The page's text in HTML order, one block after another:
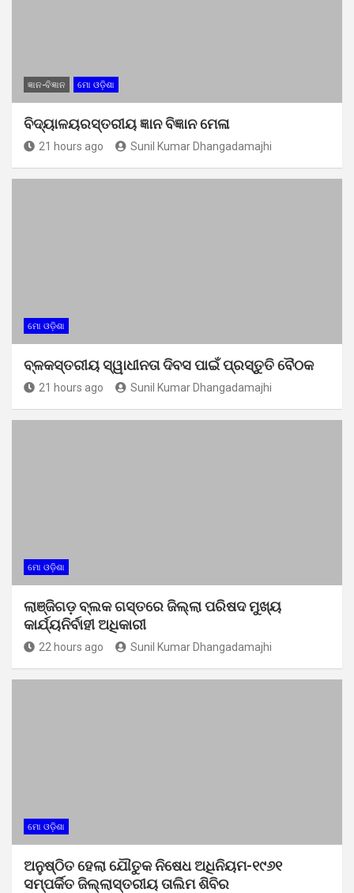
ଜ୍ଞାନ-ବିଜ୍ଞାନ ମୋ ଓଡ଼ିଶା
ବିଦ୍ୟାଳୟରସ୍ତରୀୟ ଜ୍ଞାନ ବିଜ୍ଞାନ ମେଳା
21 hours ago Sunil Kumar Dhangadamajhi
ମୋ ଓଡ଼ିଶା
ବ୍ଳକସ୍ତରୀୟ ସ୍ୱାଧୀନତା ଦିବସ ପାଇଁ ପ୍ରସ୍ତୁତି ବୈଠକ
21 hours ago Sunil Kumar Dhangadamajhi
ମୋ ଓଡ଼ିଶା
ଲାଞ୍ଜିଗଡ଼ ବ୍ଲକ ଗସ୍ତରେ ଜିଲ୍ଲା ପରିଷଦ ମୁଖ୍ୟ
କାର୍ଯ୍ୟନିର୍ବାହୀ ଅଧିକାରୀ
22 hours ago Sunil Kumar Dhangadamajhi
ମୋ ଓଡ଼ିଶା
ଅନୁଷ୍ଠିତ ହେଲା ଯୌତୁକ ନିଷେଧ ଅଧିନିୟମ-୧୯୬୧
ସମ୍ପର୍କିତ ଜିଲ୍ଲାସ୍ତରୀୟ ତାଲିମ ଶିବିର